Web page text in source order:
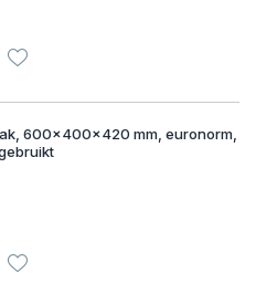
600x400x420 mm, euronorm,